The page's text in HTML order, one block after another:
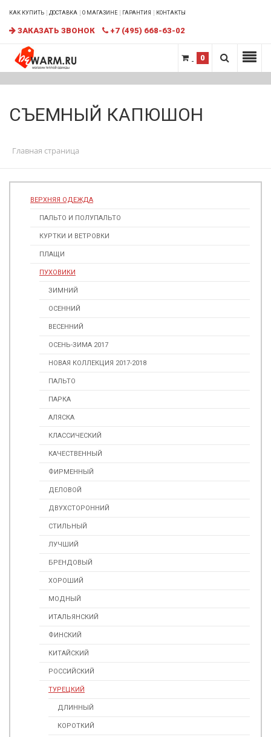
КАК КУПИТЬ ДОСТАВКА О МАГАЗИНЕ ГАРАНТИЯ КОНТАКТЫ
ЗАКАЗАТЬ ЗВОНОК +7 (495) 668-63-02
0
СЪЕМНЫЙ КАПЮШОН
Главная страница
ВЕРХНЯЯ ОДЕЖДА
ПАЛЬТО И ПОЛУПАЛЬТО
КУРТКИ И ВЕТРОВКИ
ПЛАЩИ
ПУХОВИКИ
ЗИМНИЙ
ОСЕННИЙ
ВЕСЕННИЙ
ОСЕНЬ-ЗИМА 2017
НОВАЯ КОЛЛЕКЦИЯ 2017-2018
ПАЛЬТО
ПАРКА
АЛЯСКА
КЛАССИЧЕСКИЙ
КАЧЕСТВЕННЫЙ
ФИРМЕННЫЙ
ДЕЛОВОЙ
ДВУХСТОРОННИЙ
СТИЛЬНЫЙ
ЛУЧШИЙ
БРЕНДОВЫЙ
ХОРОШИЙ
МОДНЫЙ
ИТАЛЬЯНСКИЙ
ФИНСКИЙ
КИТАЙСКИЙ
РОССИЙСКИЙ
ТУРЕЦКИЙ
ДЛИННЫЙ
КОРОТКИЙ